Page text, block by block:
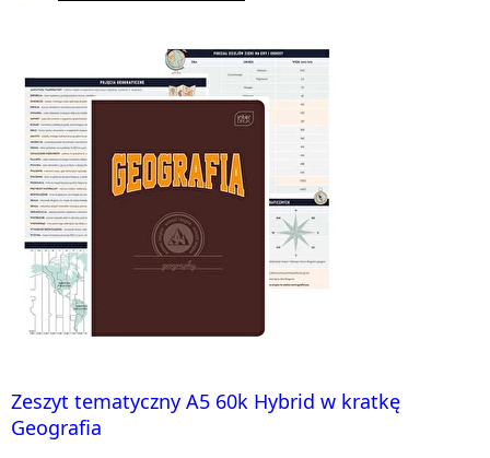
Zeszyt tematyczny A5 60k Hybrid w kratkę
Geografia